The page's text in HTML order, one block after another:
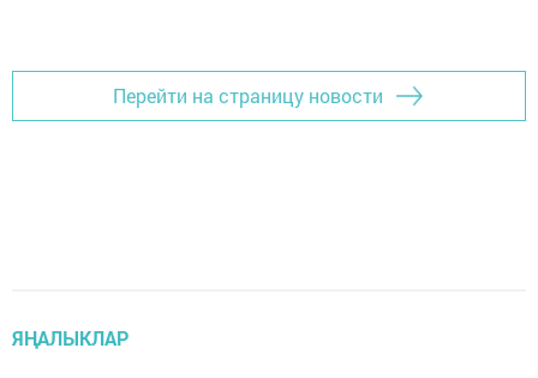
Перейти на страницу новости
ЯҢАЛЫКЛАР